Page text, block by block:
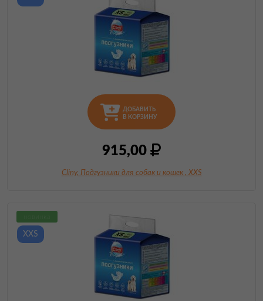
ДОБАВИТЬ
В КОРЗИНУ
915,00
Cliny, Подгузники для собак и кошек , XXS
XXS